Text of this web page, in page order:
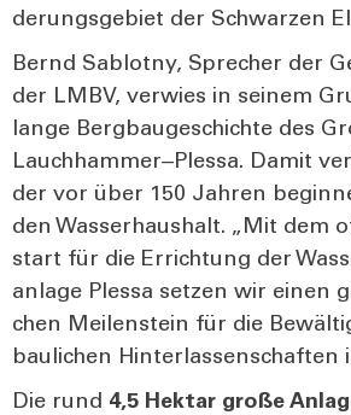
de­rungs­ge­biet der Schwar­zen
Bernd Sab­lot­ny, Spre­cher der
der LMBV, ver­wies in sei­nem
lan­ge Berg­bau­ge­schich­te des
Lauchhammer‒Plessa. Damit
der vor über 150 Jah­ren
den Was­ser­haus­halt. „Mit dem
start für die Errich­tung der
an­la­ge Ples­sa set­zen wir einen
chen Mei­len­stein für die
bau­li­chen Hin­ter­las­sen­schaf­ten
Die rund 4,5 Hekt­ar gro­ße